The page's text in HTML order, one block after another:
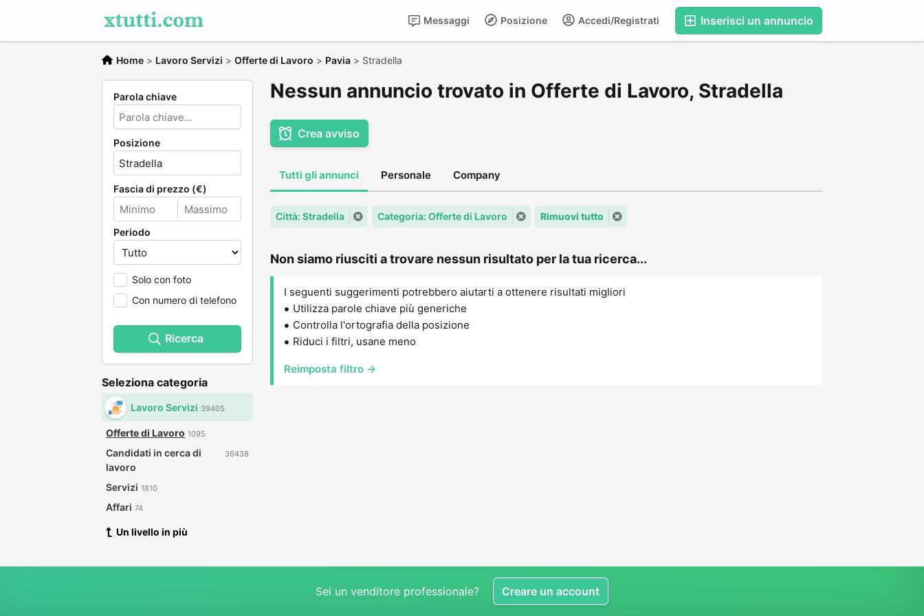
Inserisci un annuncio
Accedi/Registrati
Posizione
Messaggi
Home > Lavoro Servizi > Offerte di Lavoro > Pavia > Stradella
Parola chiave
Posizione
Fascia di prezzo (€)
Periodo
Solo con foto
Con numero di telefono
Ricerca
Seleziona categoria
Lavoro Servizi 39405
Offerte di Lavoro 1095
Candidati in cerca di
lavoro
36438
Servizi 1810
Affari 74
Un livello in più
Nessun annuncio trovato in Offerte di Lavoro, Stradella
Crea avviso
Tutti gli annunci Personale Company
Città: Stradella Categoria: Offerte di Lavoro Rimuovi tutto
Non siamo riusciti a trovare nessun risultato per la tua ricerca...
I seguenti suggerimenti potrebbero aiutarti a ottenere risultati migliori
Utilizza parole chiave più generiche
Controlla l'ortografia della posizione
Riduci i filtri, usane meno
Reimposta filtro →
Sei un venditore professionale? Creare un account